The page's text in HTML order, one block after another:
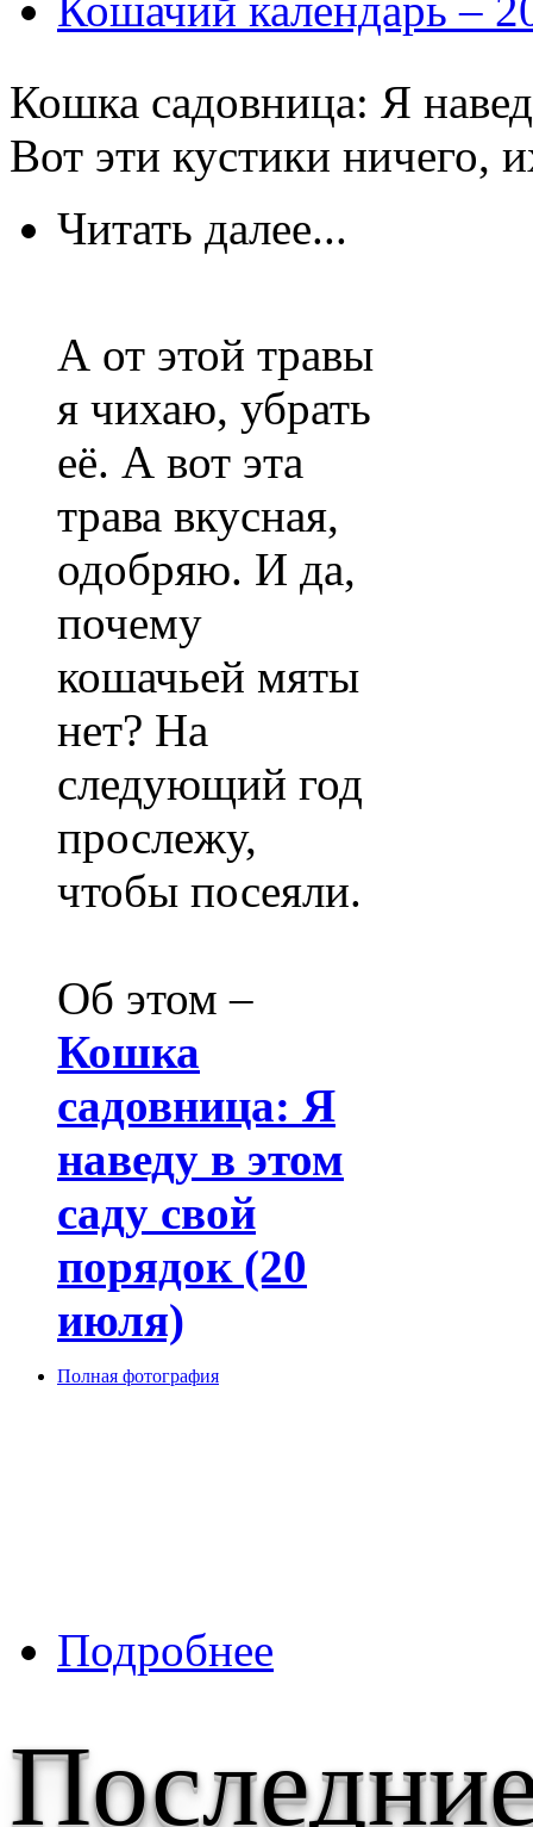
Кошка садовница: Я
Вот эти кустики ничего,
Читать далее...
А от этой травы
я чихаю, убрать
её. А вот эта
трава вкусная,
одобряю. И да,
почему
кошачьей мяты
нет? На
следующий год
прослежу,
чтобы посеяли.
Об этом –
Кошка
садовница: Я
наведу в этом
саду свой
порядок (20
июля)
Полная фотография
Подробнее